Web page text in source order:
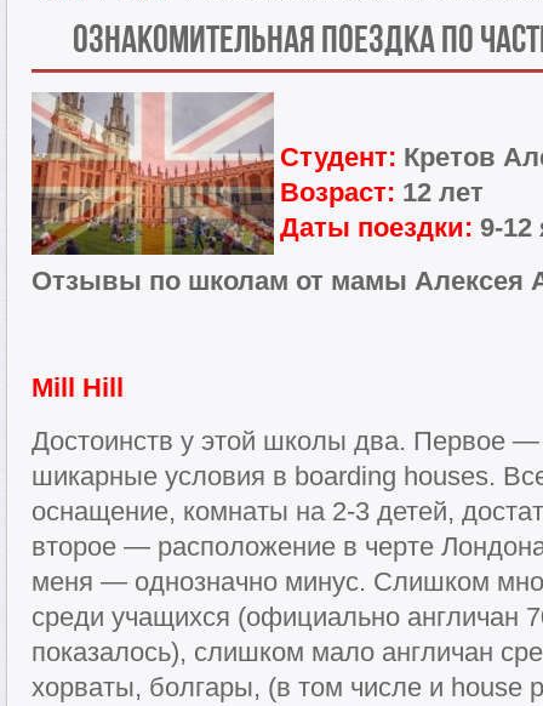
Ознакомительная поездка по
Студент: Кретов
Возраст: 12 лет
Даты поездки: 9-12
Отзывы по школам от мамы Алексея
Mill Hill
Достоинств у этой школы два. Первое —
шикарные условия в boarding houses.
оснащение, комнаты на 2-3 детей,
второе — расположение в черте
меня — однозначно минус. Слишком
среди учащихся (официально англичан
показалось), слишком мало англичан
хорваты, болгары, (в том числе и house